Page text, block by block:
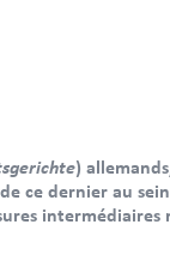
)
ce dernier au
intermédiaires